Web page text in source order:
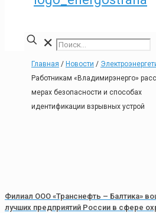
✕
Главная / Новости /
Работникам «Владимирэнерго»
мерах безопасности и способах
идентификации взрывных устрой
Филиал ООО «Транснефть – Балтика»
лучших предприятий России в сфере